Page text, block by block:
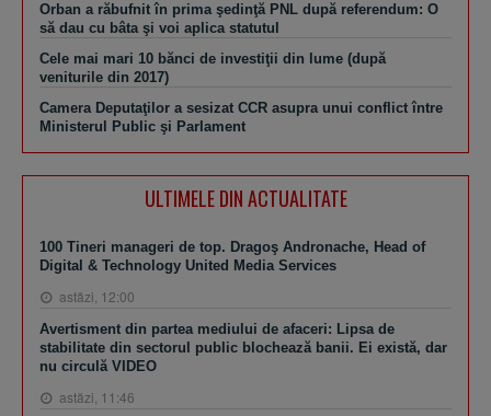
Orban a răbufnit în prima şedinţă PNL după referendum: O
să dau cu bâta şi voi aplica statutul
Cele mai mari 10 bănci de investiţii din lume (după
veniturile din 2017)
Camera Deputaţilor a sesizat CCR asupra unui conflict între
Ministerul Public şi Parlament
ULTIMELE DIN ACTUALITATE
100 Tineri manageri de top. Dragoş Andronache, Head of
Digital & Technology United Media Services
astăzi, 12:00
Avertisment din partea mediului de afaceri: Lipsa de
stabilitate din sectorul public blochează banii. Ei există, dar
nu circulă VIDEO
astăzi, 11:46